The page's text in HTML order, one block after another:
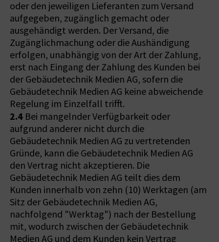
oder den jeweiligen Lieferanten zum Versand
aufgegeben, zugänglich gemacht oder
ausgehändigt werden. Der Versand, die
Zugänglichmachung oder die Aushändigung
erfolgen, unabhängig von der Art der Zahlung,
erst nach Eingang der Zahlung des Kunden bei
der Gebäudetechnik Medien AG, sofern die
Gebäudetechnik Medien AG keine abweichende
Regelung im Einzelfall trifft.
2.4 Bei mangelnder Verfügbarkeit oder
aufgrund anderer nicht durch die
Gebäudetechnik Medien AG zu vertretenden
Gründe, kann die Gebäudetechnik Medien AG
den Vertrag nicht akzeptieren. Die
Gebäudetechnik Medien AG teilt dies dem
Kunden innerhalb von zehn (10) Werktagen (am
Sitz der Gebäudetechnik Medien AG,
nachfolgend "Werktag") nach der Bestellung
mit, wodurch zwischen der Gebäudetechnik
Medien AG und dem Kunden kein Vertrag